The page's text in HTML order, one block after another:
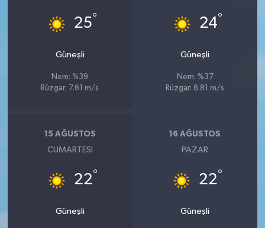
25°
Güneşli
Nem: %39
Rüzgar: 7.61 m/s
24°
Güneşli
Nem: %37
Rüzgar: 6.81 m/s
15 AĞUSTOS
CUMARTESI
22°
Güneşli
16 AĞUSTOS
PAZAR
22°
Güneşli